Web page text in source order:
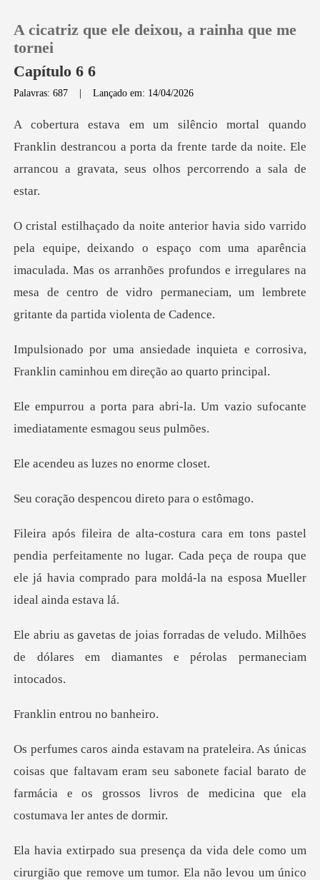
Loja
Sair
Baixar App
A cicatriz que ele deixou, a rainha que me
tornei
Capítulo 6 6
Palavras: 687 |Lançado em: 14/04/2026
n destrancou a porta da frente tarde da noite. Ele
arra
spaço com uma aparência
imaculada. Mas os arranhões profundos e irregulares na
mesa
uieta e corrosiva,
Franklin caminh
i-la. Um vazio sufocante
imed
as luzes no
pencou direto p
a perfeitamente no lugar. Cada peça de roupa que
ele já havia
de veludo. Milhões
de dólares em diam
entrou no
que faltavam eram seu sabonete facial barato de
farmácia e os
e como um
cirurgião que remove um tumor. Ela